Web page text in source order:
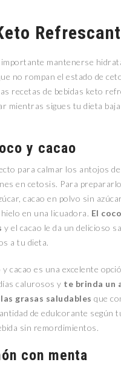
importante mantenerse
no rompan el estado de
recetas de bebidas keto
mientras sigues tu dieta baja
y cacao
para calmar los antojos de
en cetosis. Para
cacao en polvo sin azúcar,
en una licuadora. El
y el cacao le da un delicioso
a tu dieta.
cacao es una excelente
calurosos y te brinda un
grasas saludables que
de edulcorante según
sin remordimientos.
con menta